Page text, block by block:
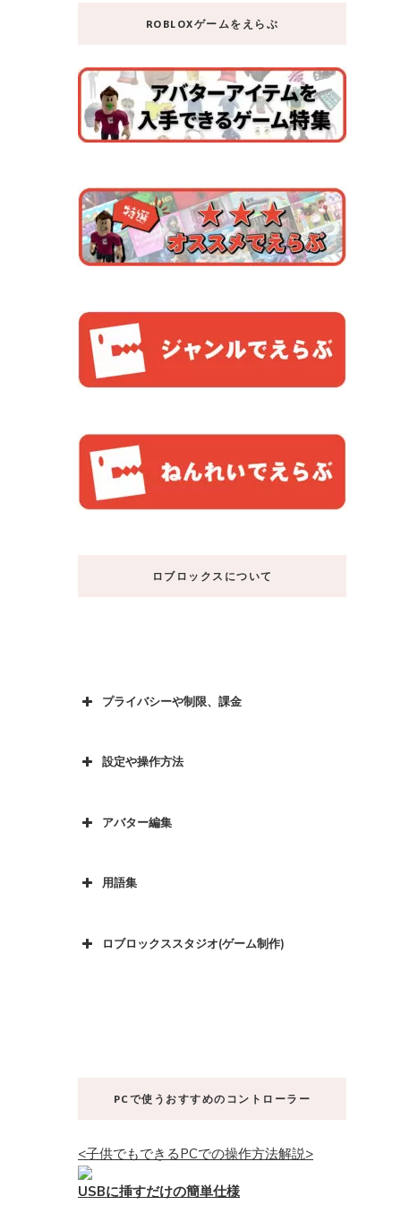
ROBLOXゲームをえらぶ
ロブロックスについて
プライバシーや制限、課金
設定や操作方法
アバター編集
用語集
ロブロックススタジオ(ゲーム制作)
PCで使うおすすめのコントローラー
<子供でもできるPCでの操作方法解説>
USBに挿すだけの簡単仕様